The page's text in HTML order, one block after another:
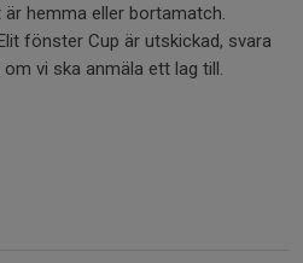
hemma eller bortamatch.
fönster Cup är utskickad, svara
vi ska anmäla ett lag till.